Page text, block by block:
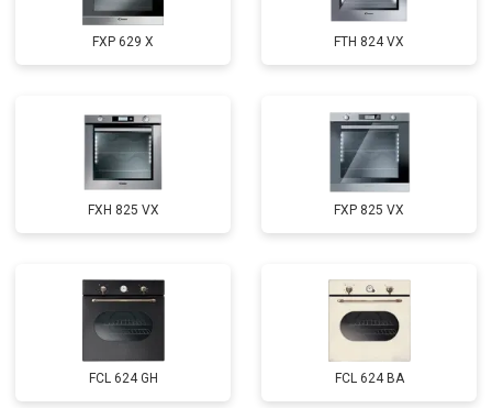
FXP 629 X FTH 824 VX
FXH 825 VX FXP 825 VX
FCL 624 GH FCL 624 BA